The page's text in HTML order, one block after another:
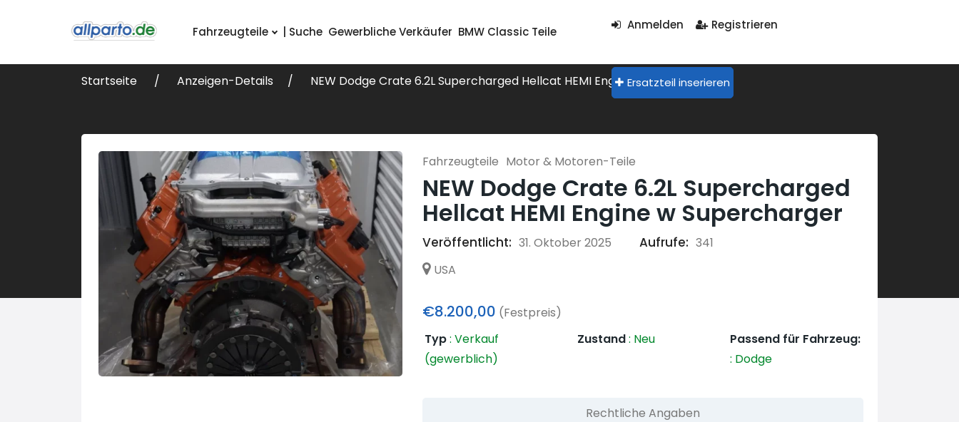
Fahrzeugteile | Suche Gewerbliche Verkäufer BMW Classic Teile Anmelden Registrieren
Ersatzteil inserieren
Startseite Anzeigen-Details NEW Dodge Crate 6.2L Supercharged Hellcat HEMI Engine w Supercharger
Fahrzeugteile Motor & Motoren-Teile
NEW Dodge Crate 6.2L Supercharged
Hellcat HEMI Engine w Supercharger
Veröffentlicht: 31. Oktober 2025 Aufrufe: 341
USA
€8.200,00 (Festpreis)
Typ: Verkauf
(gewerblich)
Zustand: Neu
Passend für Fahrzeug:
: Dodge
Rechtliche Angaben